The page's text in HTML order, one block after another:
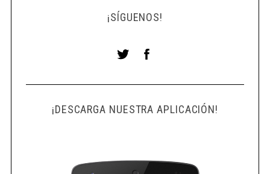
¡SÍGUENOS!
¡DESCARGA NUESTRA APLICACIÓN!